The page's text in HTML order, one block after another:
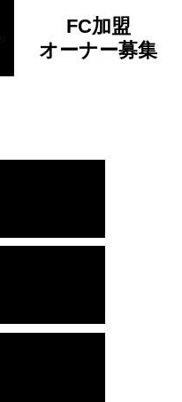
FC加盟
オーナー募集